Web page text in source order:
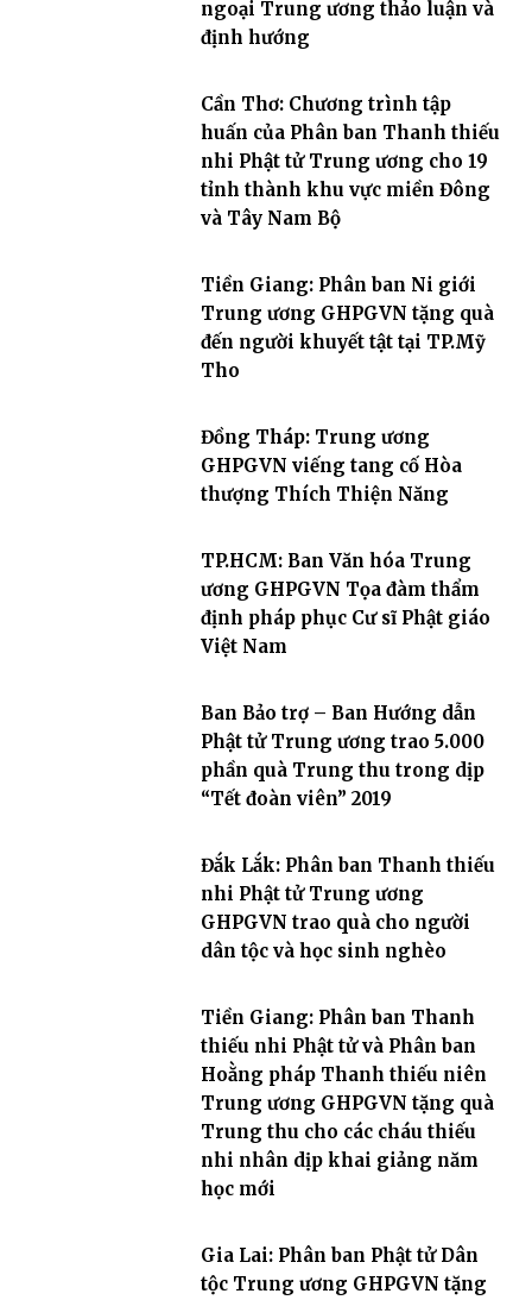
ngoại Trung ương thảo luận và
định hướng
Cần Thơ: Chương trình tập
huấn của Phân ban Thanh thiếu
nhi Phật tử Trung ương cho 19
tỉnh thành khu vực miền Đông
và Tây Nam Bộ
Tiền Giang: Phân ban Ni giới
Trung ương GHPGVN tặng quà
đến người khuyết tật tại TP.Mỹ
Tho
Đồng Tháp: Trung ương
GHPGVN viếng tang cố Hòa
thượng Thích Thiện Năng
TP.HCM: Ban Văn hóa Trung
ương GHPGVN Tọa đàm thẩm
định pháp phục Cư sĩ Phật giáo
Việt Nam
Ban Bảo trợ – Ban Hướng dẫn
Phật tử Trung ương trao 5.000
phần quà Trung thu trong dịp
“Tết đoàn viên” 2019
Đắk Lắk: Phân ban Thanh thiếu
nhi Phật tử Trung ương
GHPGVN trao quà cho người
dân tộc và học sinh nghèo
Tiền Giang: Phân ban Thanh
thiếu nhi Phật tử và Phân ban
Hoằng pháp Thanh thiếu niên
Trung ương GHPGVN tặng quà
Trung thu cho các cháu thiếu
nhi nhân dịp khai giảng năm
học mới
Gia Lai: Phân ban Phật tử Dân
tộc Trung ương GHPGVN tặng